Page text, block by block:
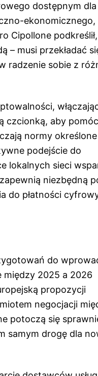
dostępnym dla
ekonomicznego,
Cipollone
– musi przekładać
radzenie sobie z
czcionką, aby pomóc
normy
podejście do
lokalnych sieci
niezbędną
do płatności
do
między 2025 a 2026
propozycji
negocjacji
potoczą się
samym drogę dla